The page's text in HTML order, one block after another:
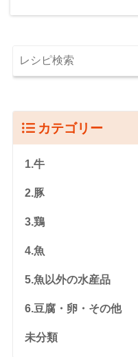
カテゴリー
1.牛
2.豚
3.鶏
4.魚
5.魚以外の水産品
6.豆腐・卵・その他
未分類